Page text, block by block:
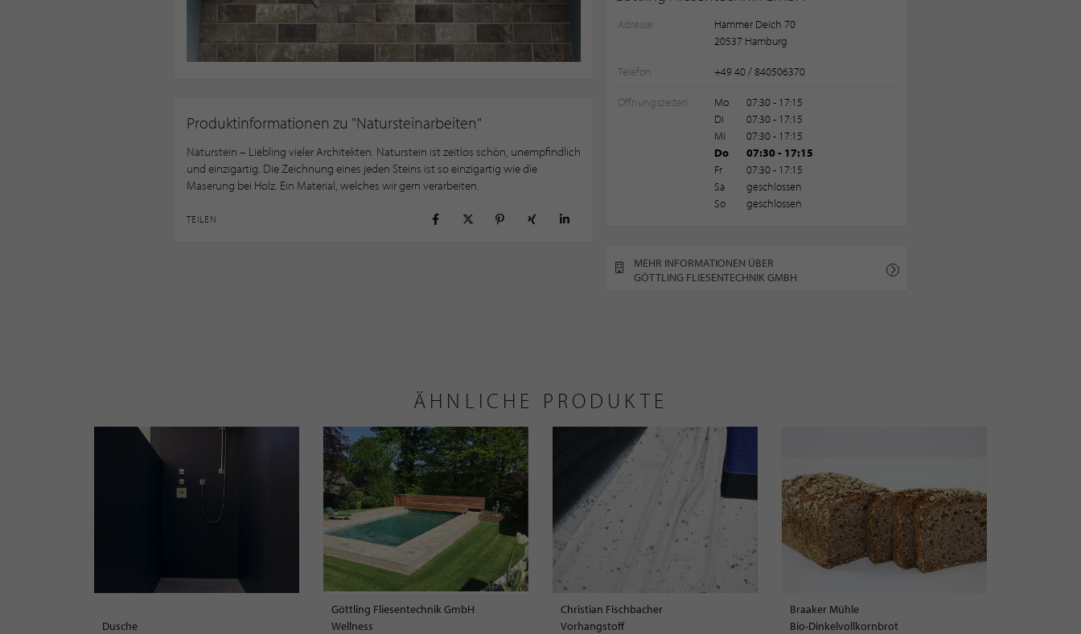
Produktinformationen zu "Natursteinarbeiten"
Naturstein – Liebling vieler Architekten. Naturstein ist zeitlos schön, unempfindlich
und einzigartig. Die Zeichnung eines jeden Steins ist so einzigartig wie die
Maserung bei Holz. Ein Material, welches wir gern verarbeiten.
TEILEN
Adresse
Hammer Deich 70
20537 Hamburg
Telefon +49 40 / 840506370
Öffnungszeiten Mo
07:30 - 17:15
Di
07:30 - 17:15
Mi
07:30 - 17:15
Do
07:30 - 17:15
Fr
07:30 - 17:15
Sa
geschlossen
So
geschlossen
MEHR INFORMATIONEN ÜBER
GÖTTLING FLIESENTECHNIK GMBH
ÄHNLICHE PRODUKTE
Dusche
Göttling Fliesentechnik GmbH
Wellness
Christian Fischbacher
Vorhangstoff
Braaker Mühle
Bio-Dinkelvollkornbrot